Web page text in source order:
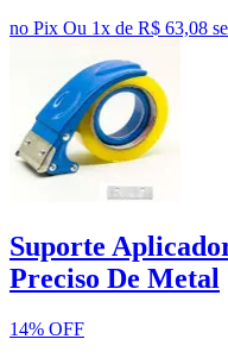
no Pix Ou 1x de R$ 63,08
Suporte
Preciso De Metal
14% OFF